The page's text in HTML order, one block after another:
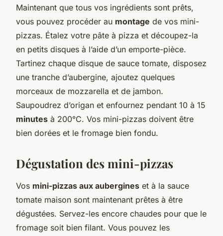
Maintenant que tous vos ingrédients sont prêts,
vous pouvez procéder au montage de vos mini-
pizzas. Étalez votre pâte à pizza et découpez-la
en petits disques à l’aide d’un emporte-pièce.
Tartinez chaque disque de sauce tomate, disposez
une tranche d’aubergine, ajoutez quelques
morceaux de mozzarella et de jambon.
Saupoudrez d’origan et enfournez pendant 10 à 15
minutes à 200°C. Vos mini-pizzas doivent être
bien dorées et le fromage bien fondu.
Dégustation des mini-pizzas
Vos mini-pizzas aux aubergines et à la sauce
tomate maison sont maintenant prêtes à être
dégustées. Servez-les encore chaudes pour que le
fromage soit bien filant. Vous pouvez les